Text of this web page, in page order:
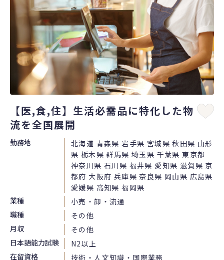
【医,食,住】生活必需品に特化した物
流を全国展開
勤務地
北海道 青森県 岩手県 宮城県 秋田県 山形
県 栃木県 群馬県 埼玉県 千葉県 東京都
神奈川県 石川県 福井県 愛知県 滋賀県 京
都府 大阪府 兵庫県 奈良県 岡山県 広島県
愛媛県 高知県 福岡県
業種
小売・卸・流通
職種
その他
月収
その他
日本語能力試験
N2以上
在留資格
技術・人文知識・国際業務